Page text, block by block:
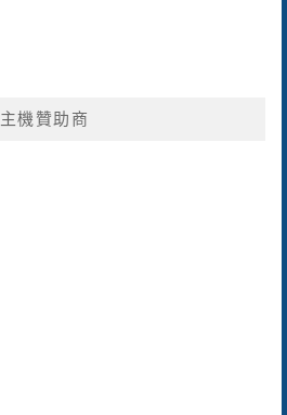
主機贊助商